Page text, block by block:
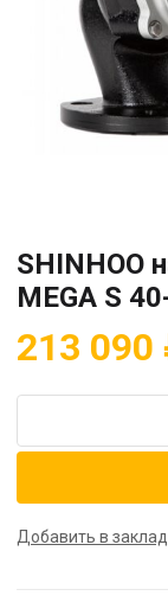
SHINHOO
MEGA S
213 090
SHINHOO
MEGA
Добавить в